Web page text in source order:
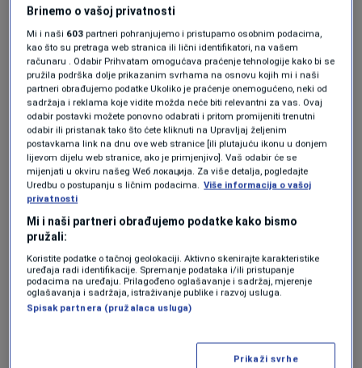
Pistorius will be formally welcomed in front of
the House of the Armed Forces of BiH, and
then he will hold a working meeting, while
statements to the media are planned for 1:40
pm.
This is another in a series of visits by high-
ranking international officials to Bosnia and
Herzegovina in recent days, and the last time
Pistorius spoke with any of the local officials
was in 2023 when he met with the member of
the BiH Presidency, Denis Becirovic.
Više tema kao što je ova?
Brinemo o vašoj privatnosti
Mi i naši 603 partneri pohranjujemo i pristupamo osobnim podacima,
kao što su pretraga web stranica ili lični identifikatori, na vašem
računaru . Odabir Prihvatam omogućava praćenje tehnologije kako bi se
pružila podrška dolje prikazanim svrhama na osnovu kojih mi i naši
partneri obrađujemo podatke Ukoliko je praćenje onemogućeno, neki od
sadržaja i reklama koje vidite možda neće biti relevantni za vas. Ovaj
odabir postavki možete ponovno odabrati i pritom promijeniti trenutni
odabir ili pristanak tako što ćete kliknuti na Upravljaj željenim
postavkama link na dnu ove web stranice [ili plutajuću ikonu u donjem
lijevom dijelu web stranice, ako je primjenjivo]. Vaš odabir će se
mijenjati u okviru našeg Wеб локација. Za više detalja, pogledajte
Uredbu o postupanju s ličnim podacima. Više informacija o vašoj
privatnosti
Mi i naši partneri obrađujemo podatke kako bismo
pružali:
Koristite podatke o tačnoj geolokaciji. Aktivno skenirajte karakteristike
uređaja radi identifikacije. Spremanje podataka i/ili pristupanje
podacima na uređaju. Prilagođeno oglašavanje i sadržaj, mjerenje
oglašavanja i sadržaja, istraživanje publike i razvoj usluga.
Spisak partnera (pružalaca usluga)
Prikaži svrhe